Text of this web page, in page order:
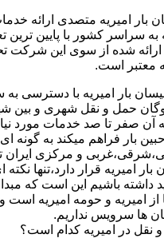
بار امیریه متصدی ارائه
به سراسر کشور با پایین ترین
ارائه شده از سوی این
معتبر است.
بار امیریه با دسترسی به
ناوگان حمل و نقل شهری و بین
به آن صفر تا صد خدمات مورد
بار فراهم میکند به گونه
و مرکزی
امیریه قرار دارد،تنها نکته
داشته باشیم این است که مبدا
از امیریه و حومه امیریه است
ها سرویس نداریم.
نقل در امیریه کدام است؟